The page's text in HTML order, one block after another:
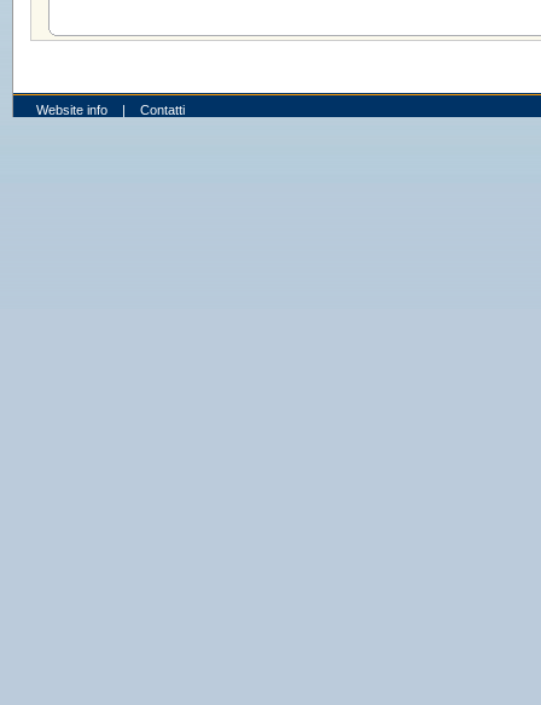
Website info | Contatti